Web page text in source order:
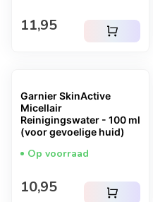
Normale prijs
11,95 shopping_cart
Garnier SkinActive
Micellair
Reinigingswater - 100 ml
(voor gevoelige huid)
Op voorraad
Normale prijs
10,95 shopping_cart